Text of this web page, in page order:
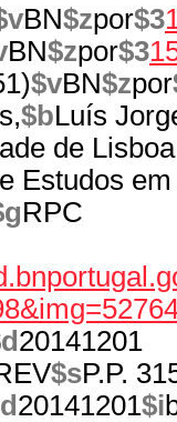
BN$zpor$3
BN$zpor$3
$vBN$zpor
$bLuís
de
Estudos
RPC
20141201
$sP.P.
20141201$i